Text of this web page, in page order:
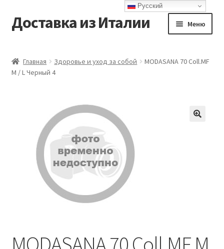
Перейти
к
Перейти
к
Доставка из Италии Меню
Доставка
Оформление заказа
Главная Здоровье и уход за собой
MODASANA 70 Coll.MF
M / L Черный 4
Русский